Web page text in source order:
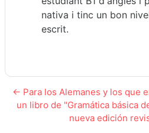
nativa i tinc un bon
escrit.
← Para los Alemanes y los que
un libro de "Gramática básica
nueva edición